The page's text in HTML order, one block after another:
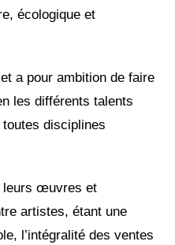
écologique et
a pour ambition de faire
les différents talents
disciplines
leurs œuvres et
artistes, étant une
l’intégralité des ventes